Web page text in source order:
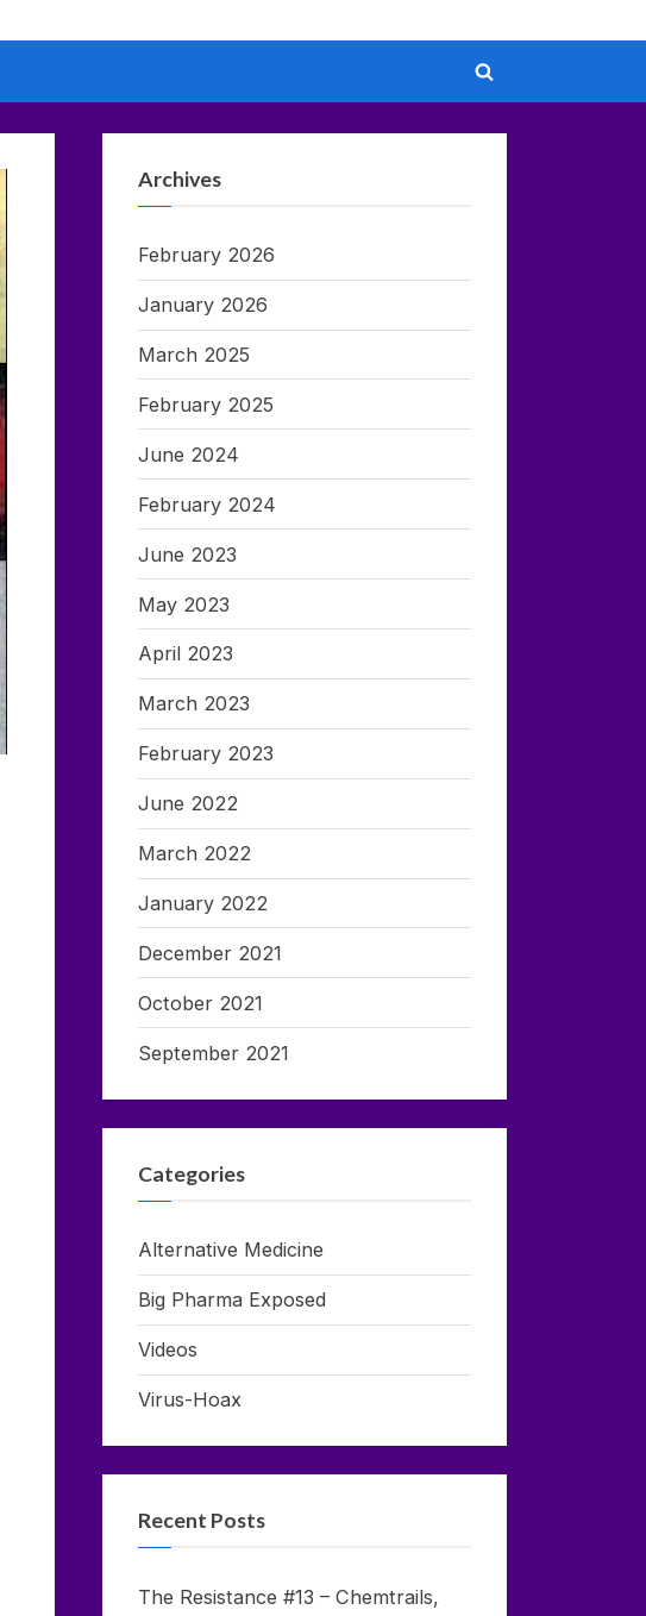
Toggle
Archives
February 2026
January 2026
March 2025
February 2025
June 2024
February 2024
June 2023
May 2023
April 2023
March 2023
February 2023
June 2022
March 2022
January 2022
December 2021
October 2021
September 2021
Categories
Alternative Medicine
Big Pharma Exposed
Videos
Virus-Hoax
Recent Posts
The Resistance #13 – Chemtrails,